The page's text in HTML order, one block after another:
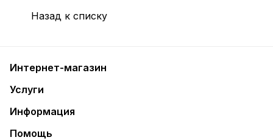
Назад к списку
Интернет-магазин
Услуги
Информация
Помощь